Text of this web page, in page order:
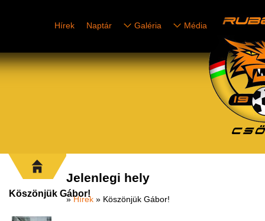
Hírek Naptár Galéria Média
Jelenlegi hely
»Hírek » Köszönjük Gábor!
Köszönjük Gábor!